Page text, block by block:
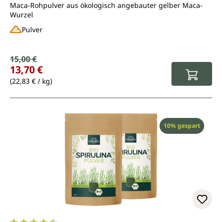
Maca-Rohpulver aus ökologisch angebauter gelber Maca-
Wurzel
Pulver
Verkaufspreis:
Regulärer Preis:
15,00 €
13,70 €
(22,83 € / kg)
Rabatt
10% gespart